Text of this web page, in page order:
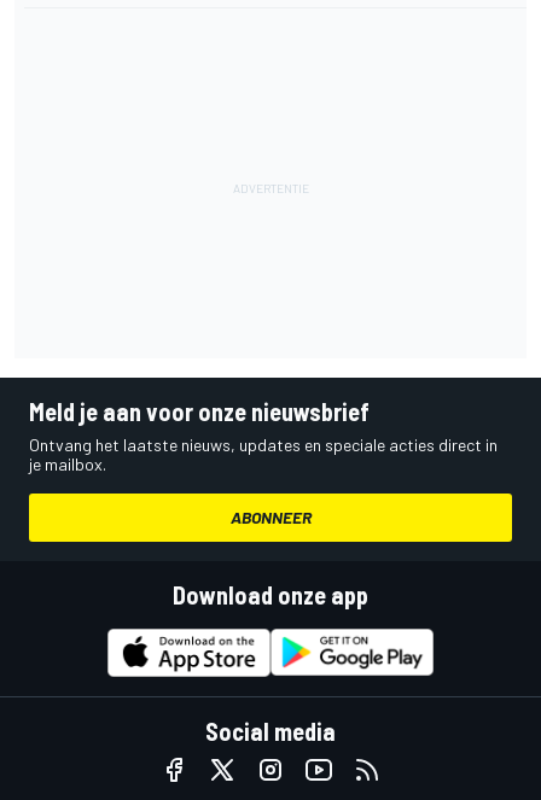
Meld je aan voor onze nieuwsbrief
Ontvang het laatste nieuws, updates en speciale acties direct in
je mailbox.
ABONNEER
Download onze app
Social media